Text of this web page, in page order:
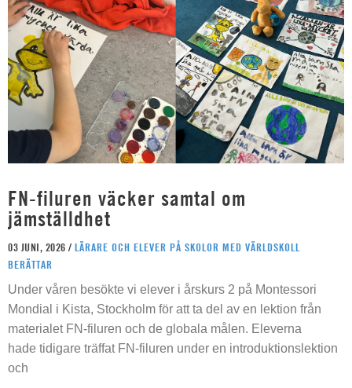
FN-filuren väcker samtal om
jämställdhet
03 JUNI, 2026 / LÄRARE OCH ELEVER PÅ SKOLOR MED VÄRLDSKOLL
BERÄTTAR
Under våren besökte vi elever i årskurs 2 på Montessori
Mondial i Kista, Stockholm för att ta del av en lektion från
materialet FN-filuren och de globala målen. Eleverna
hade tidigare träffat FN-filuren under en introduktionslektion
och